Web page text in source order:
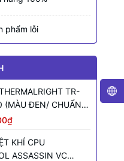
phẩm lỗi
TR-
(MÀU ĐEN/ CHUẨN
MODULAR/ 850W)
KHÍ CPU
ASSASSIN VC